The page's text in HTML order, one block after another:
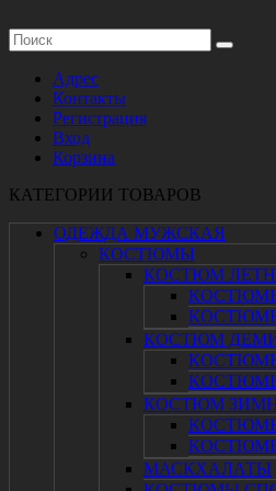
Адрес
Контакты
Регистрация
Вход
Корзина
КАТЕГОРИИ ТОВАРОВ
ОДЕЖДА МУЖСКАЯ
КОСТЮМЫ
КОСТЮМ
КОСТЮМ
КОСТЮМ
МАСКХАЛАТЫ